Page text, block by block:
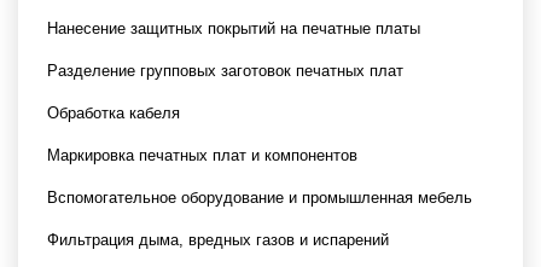
Нанесение защитных покрытий на печатные платы
Разделение групповых заготовок печатных плат
Обработка кабеля
Маркировка печатных плат и компонентов
Вспомогательное оборудование и промышленная мебель
Фильтрация дыма, вредных газов и испарений